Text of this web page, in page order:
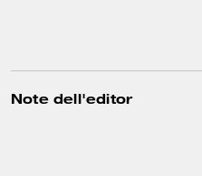
Note dell'editor